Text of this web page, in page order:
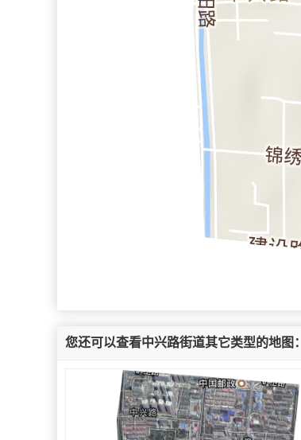
您还可以查看中兴路街道其它类型的地图：